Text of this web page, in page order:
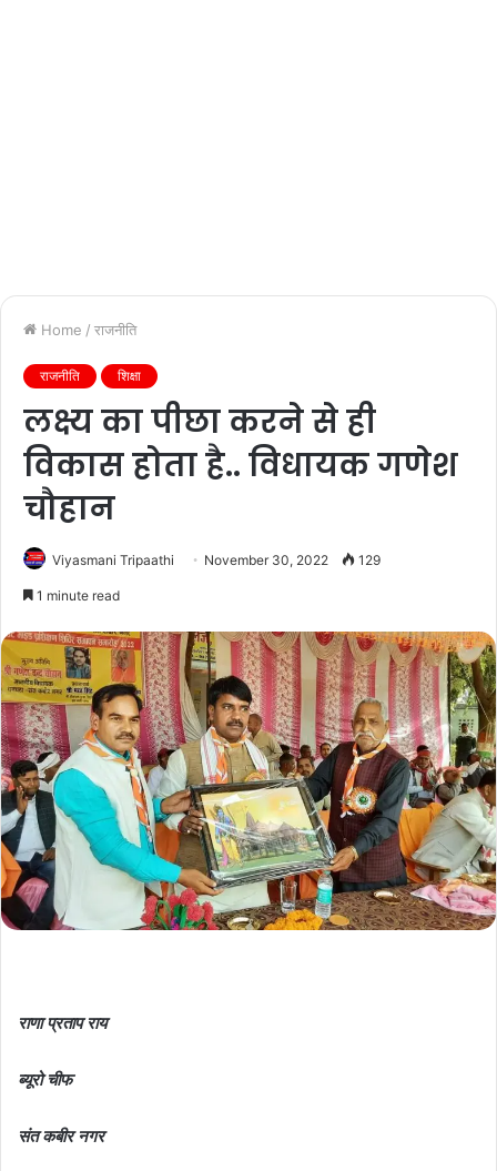
Home / राजनीति
राजनीति शिक्षा
लक्ष्य का पीछा करने से ही
विकास होता है.. विधायक गणेश
चौहान
Viyasmani Tripaathi November 30, 2022 129
1 minute read
राणा प्रताप राय
ब्यूरो चीफ
संत कबीर नगर